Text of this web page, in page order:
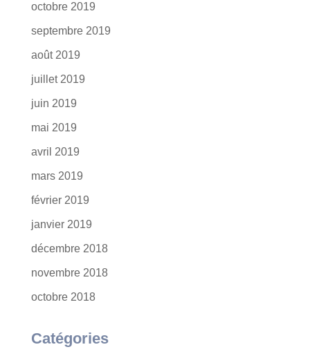
octobre 2019
septembre 2019
août 2019
juillet 2019
juin 2019
mai 2019
avril 2019
mars 2019
février 2019
janvier 2019
décembre 2018
novembre 2018
octobre 2018
Catégories